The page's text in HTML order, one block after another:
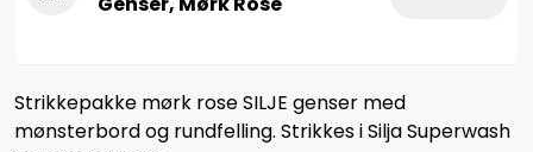
Strikkepakke mørk rose SILJE genser med
mønsterbord og rundfelling. Strikkes i Silja Superwash